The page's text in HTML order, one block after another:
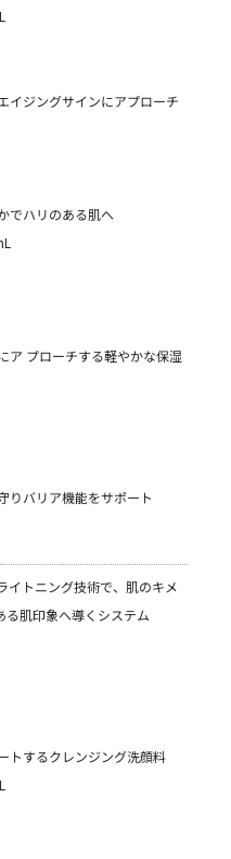
イジングサインにアプローチ
でハリのある肌へ
ア プローチする軽やかな保湿
りバリア機能をサポート
イトニング技術で、肌のキメ
る肌印象へ導くシステム
トするクレンジング洗顔料